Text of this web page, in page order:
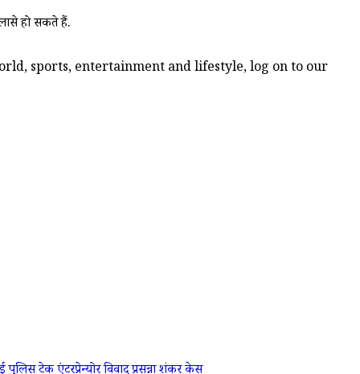
हो सकते हैं.
sports, entertainment and lifestyle, log on to our